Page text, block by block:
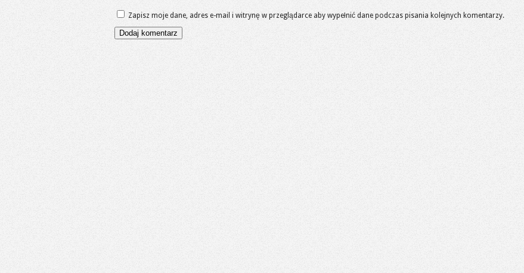
Zapisz moje dane, adres e-mail i witrynę w przeglądarce aby wypełnić dane podczas pisania kolejnych komentarzy.